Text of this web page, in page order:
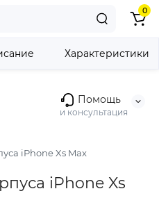
Помощь
и консультация
0
iPhone Xs Max
iPhone Xs
Характеристики